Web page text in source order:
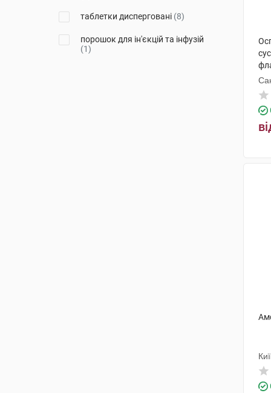
Кусум Хелтхкер(1)
Глаксо Веллком(1)
таблетки дисперговані (8)
порошок для ін'єкцій та інфузій
(1)